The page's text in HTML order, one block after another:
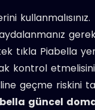
kullanmalısınız.
tıkla Piabella
kontrol
geçme riskini
güncel